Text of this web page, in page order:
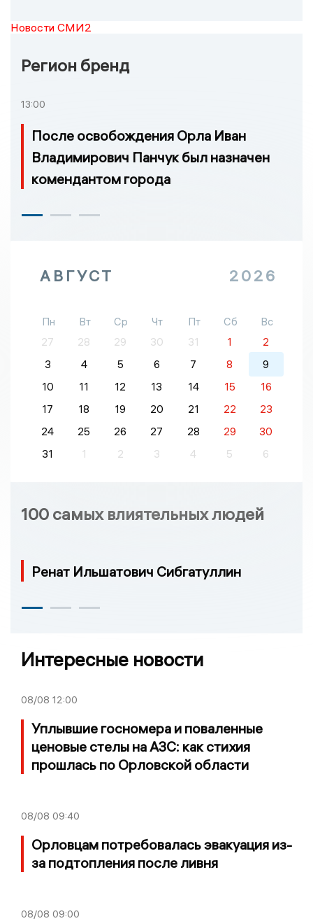
Новости СМИ2
Регион бренд
13:00
После освобождения Орла Иван
Владимирович Панчук был назначен
комендантом города
АВГУСТ 2026
Пн Вт Ср Чт Пт Сб
Вс
27
28 29 30 31 1
2
3
4 5 6 7 8
9
10
11 12 13 14 15
16
17
18 19 20 21 22
23
24
25 26 27 28 29
30
31
1 2 3 4 5 6
100 самых влиятельных людей
Ренат Ильшатович Сибгатуллин
Интересные новости
08/08 12:00
Уплывшие госномера и поваленные
ценовые стелы на АЗС: как стихия
прошлась по Орловской области
08/08 09:40
Орловцам потребовалась эвакуация из-
за подтопления после ливня
08/08 09:00